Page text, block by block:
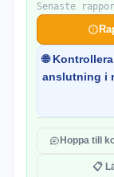
Senaste
🌐
anslutning i
Hoppa till
📋